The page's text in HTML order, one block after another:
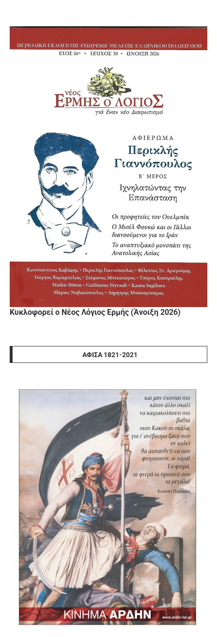
Κυκλοφορεί ο Νέος Λόγιος Ερμής (Άνοιξη 2026)
ΑΦΊΣΑ 1821-2021